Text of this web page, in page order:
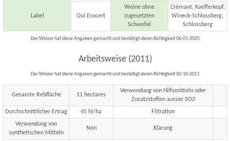
Label Oui Ecocert
Weine ohne
zugesetzten
Schwefel
Crémant, Kaefferkopf,
Wineck-Schlossberg,
Schlossberg
Der Winzer hat diese Angaben gemacht und bestätigt deren Richtigkeit 06-01-2025
Arbeitsweise (2011)
Der Winzer hat diese Angaben gemacht und bestätigt deren Richtigkeit 30-10-2011
Gesamte Rebfläche 11 hectares
Verwendung von Hilfsmitteln oder
Zusatzstoffen ausser SO2
Durchschnittlicher Ertrag
45 hl/ha
Filtration
Verwendung von
synthetischen Mitteln
Non Klärung